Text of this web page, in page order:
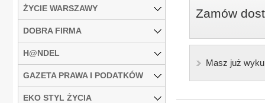
Zamów
Masz już
ŻYCIE WARSZAWY
DOBRA FIRMA
H@NDEL
GAZETA PRAWA I PODATKÓW
EKO STYL ŻYCIA